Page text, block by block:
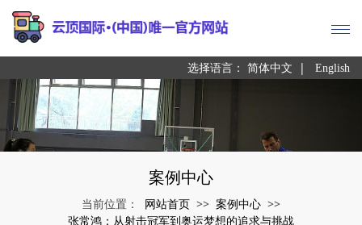
选择语言： 简体中文 | English
案例中心
当前位置： 网站首页 >> 案例中心 >>
张常鸿：从射击冠军到奥运梦想的追求与挑战